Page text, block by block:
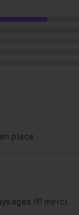
place
!!!! merci.